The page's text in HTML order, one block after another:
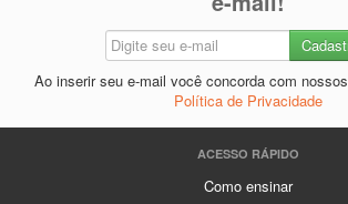
Ao inserir seu e-mail você concorda com nossos
Política de Privacidade
ACESSO RÁPIDO
Como ensinar